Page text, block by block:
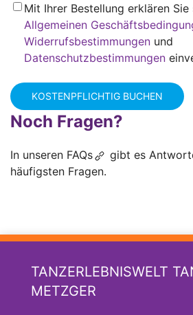
Mit Ihrer Bestellung erklären
Allgemeinen
Widerrufsbestimmungen und
Datenschutzbestimmungen
Noch Fragen?
In unseren FAQs
gibt es
häufigsten Fragen.
TANZERLEBNISWELT
METZGER